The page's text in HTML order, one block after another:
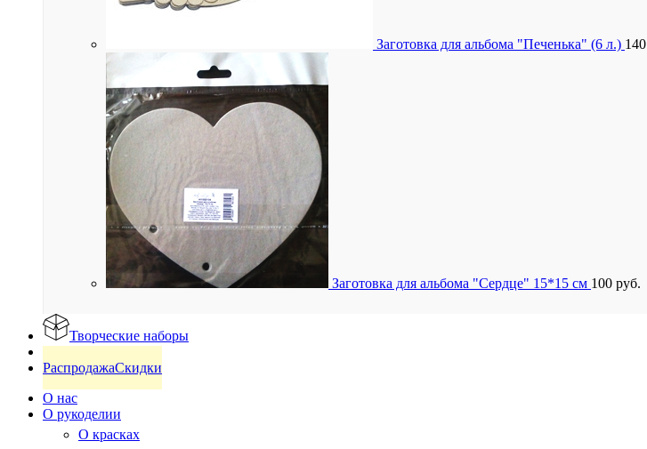
Заготовка для альбома "Печенька" (6 л.) 140
Заготовка для альбома "Сердце" 15*15 см 100 руб.
Творческие наборы
РаспродажаСкидки
О нас
О рукоделии
О красках